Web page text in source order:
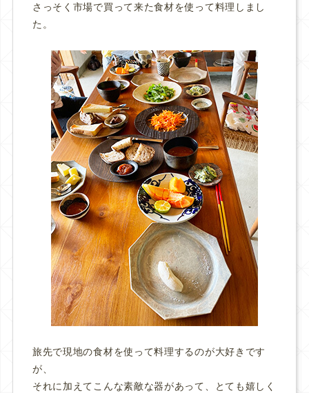
さっそく市場で買って来た食材を使って料理しまし
た。
旅先で現地の食材を使って料理するのが大好きです
が、
それに加えてこんな素敵な器があって、とても嬉しく